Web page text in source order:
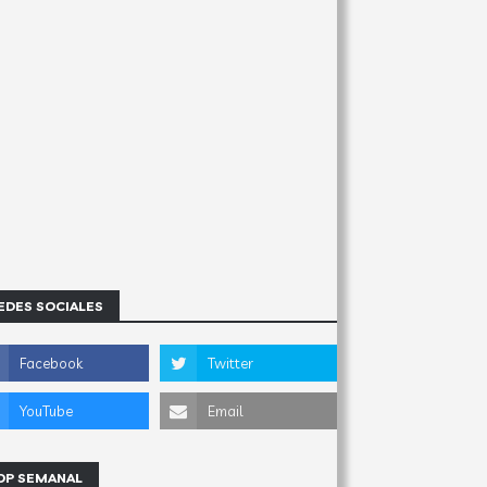
SOCIALES
SEMANAL